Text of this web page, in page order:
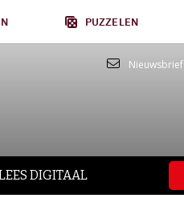
PUZZELEN
Nieuwsbrief
DIGITAAL